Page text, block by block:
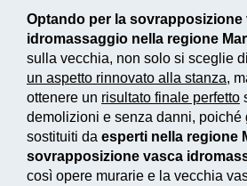
Optando per la sovrapposizione
idromassaggio nella regione
sulla vecchia, non solo si sceglie
un aspetto rinnovato alla stanza,
ottenere un risultato finale perfetto
demolizioni e senza danni, poiché
sostituiti da esperti nella regione
sovrapposizione vasca
così opere murarie e la vecchia